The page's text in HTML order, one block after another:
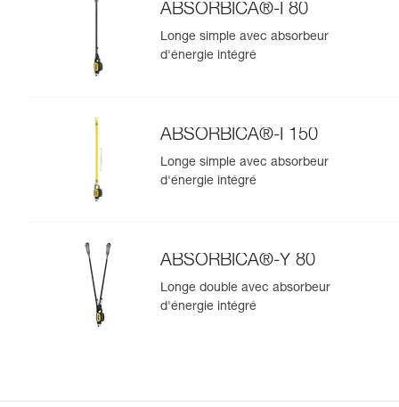
ABSORBICA®-I 80
Longe simple avec absorbeur
d'énergie intégré
ABSORBICA®-I 150
Longe simple avec absorbeur
d'énergie intégré
ABSORBICA®-Y 80
Longe double avec absorbeur
d'énergie intégré